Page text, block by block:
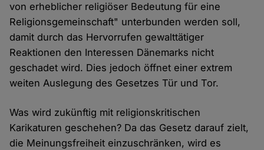
von erheblicher religiöser Bedeutung für eine
Religionsgemeinschaft" unterbunden werden soll,
damit durch das Hervorrufen gewalttätiger
Reaktionen den Interessen Dänemarks nicht
geschadet wird. Dies jedoch öffnet einer extrem
weiten Auslegung des Gesetzes Tür und Tor.
Was wird zukünftig mit religionskritischen
Karikaturen geschehen? Da das Gesetz darauf zielt,
die Meinungsfreiheit einzuschränken, wird es